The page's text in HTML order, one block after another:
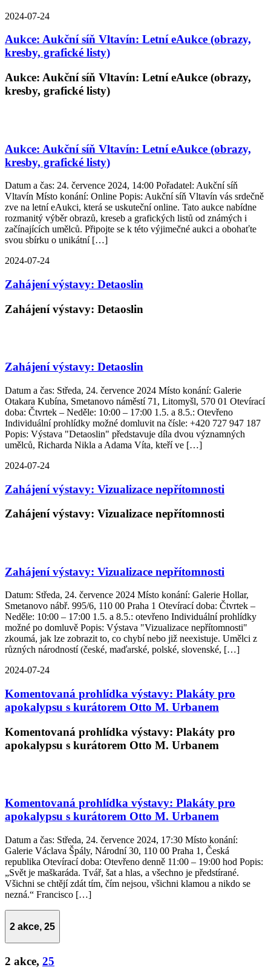
2024-07-24
Aukce: Aukční síň Vltavín: Letní eAukce (obrazy,
kresby, grafické listy)
Aukce: Aukční síň Vltavín: Letní eAukce (obrazy,
kresby, grafické listy)
Aukce: Aukční síň Vltavín: Letní eAukce (obrazy,
kresby, grafické listy)
Datum a čas: 24. července 2024, 14:00 Pořadatel: Aukční síň
Vltavín Místo konání: Online Popis: Aukční síň Vltavín vás srdečně
zve na letní eAukci, která se uskuteční online. Tato aukce nabídne
rozmanitý výběr obrazů, kreseb a grafických listů od známých i
začínajících umělců. Připojte se k této výjimečné aukci a obohaťte
svou sbírku o unikátní […]
2024-07-24
Zahájení výstavy: Detaoslin
Zahájení výstavy: Detaoslin
Zahájení výstavy: Detaoslin
Datum a čas: Středa, 24. července 2024 Místo konání: Galerie
Otakara Kubína, Smetanovo náměstí 71, Litomyšl, 570 01 Otevírací
doba: Čtvrtek – Neděle: 10:00 – 17:00 1.5. a 8.5.: Otevřeno
Individuální prohlídky možné domluvit na čísle: +420 727 947 187
Popis: Výstava "Detaoslin" představuje díla dvou významných
umělců, Richarda Nikla a Adama Víta, kteří ve […]
2024-07-24
Zahájení výstavy: Vizualizace nepřítomnosti
Zahájení výstavy: Vizualizace nepřítomnosti
Zahájení výstavy: Vizualizace nepřítomnosti
Datum: Středa, 24. července 2024 Místo konání: Galerie Hollar,
Smetanovo nábř. 995/6, 110 00 Praha 1 Otevírací doba: Čtvrtek –
Neděle: 10:00 – 17:00 1.5. a 8.5.: otevřeno Individuální prohlídky
možné po domluvě Popis: Výstava "Vizualizace nepřítomnosti"
zkoumá, jak lze zobrazit to, co chybí nebo již neexistuje. Umělci z
různých národností (české, maďarské, polské, slovenské, […]
2024-07-24
Komentovaná prohlídka výstavy: Plakáty pro
apokalypsu s kurátorem Otto M. Urbanem
Komentovaná prohlídka výstavy: Plakáty pro
apokalypsu s kurátorem Otto M. Urbanem
Komentovaná prohlídka výstavy: Plakáty pro
apokalypsu s kurátorem Otto M. Urbanem
Datum a čas: Středa, 24. července 2024, 17:30 Místo konání:
Galerie Václava Špály, Národní 30, 110 00 Praha 1, Česká
republika Otevírací doba: Otevřeno denně 11:00 – 19:00 hod Popis:
„Svět je maškaráda. Tvář, šat a hlas, a všechno je předstírané.
Všichni se chtějí zdát tím, čím nejsou, všichni klamou a nikdo se
nezná.“ Francisco […]
2 akce, 25
2 akce, 25